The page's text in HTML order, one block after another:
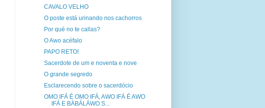
CAVALO VELHO
O poste está urinando nos cachorros
Por qué no te callas?
O Awo acéfalo
PAPO RETO!
Sacerdote de um e noventa e nove
O grande segredo
Esclarecendo sobre o sacerdócio
OMO IFÁ É OMO IFÁ, AWO IFÁ É AWO
IFÁ E BÀBÁLÁWO S...